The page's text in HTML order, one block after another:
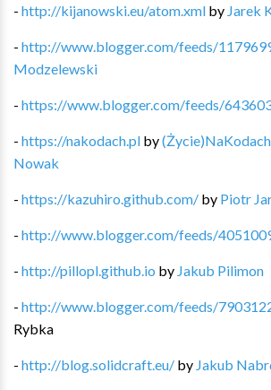
- http://kijanowski.eu/atom.xml by Jarek
- http://www.blogger.com/feeds/
Modzelewski
- https://www.blogger.com/feeds/
- https://nakodach.pl by
Nowak
- https://kazuhiro.github.com/ by Piotr
- http://www.blogger.com/feeds/
- http://pillopl.github.io by Jakub Pilimon
- http://www.blogger.com/feeds/
Rybka
- http://blog.solidcraft.eu/ by Jakub